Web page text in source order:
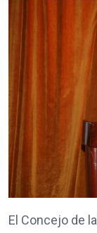
El Concejo de